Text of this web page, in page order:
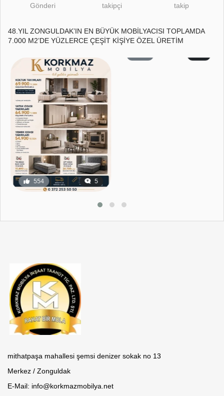
Gönderi takipçi takip
48.YIL ZONGULDAK’IN EN BÜYÜK MOBİLYACISI TOPLAMDA
7.000 M2’DE YÜZLERCE ÇEŞİT KİŞİYE ÖZEL ÜRETİM
554 5
mithatpaşa mahallesi şemsi denizer sokak no 13
Merkez / Zonguldak
E-Mail: info@korkmazmobilya.net